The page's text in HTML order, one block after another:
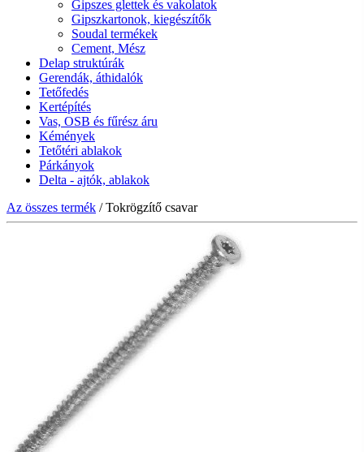
Gipszes glettek és vakolatok
Gipszkartonok, kiegészítők
Soudal termékek
Cement, Mész
Delap struktúrák
Gerendák, áthidalók
Tetőfedés
Kertépítés
Vas, OSB és fűrész áru
Kémények
Tetőtéri ablakok
Párkányok
Delta - ajtók, ablakok
Az összes termék / Tokrögzítő csavar